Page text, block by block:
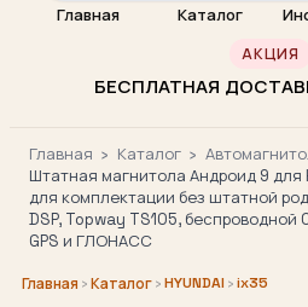
Главная Каталог
АКЦИЯ
БЕСПЛАТНАЯ
Главная › Каталог ›
Штатная магнитола Андроид 9 для
для комплектации без штатной
DSP, Topway TS105, беспроводной
GPS и ГЛОНАСС
Главная ›Каталог›HYUNDAI ›ix35